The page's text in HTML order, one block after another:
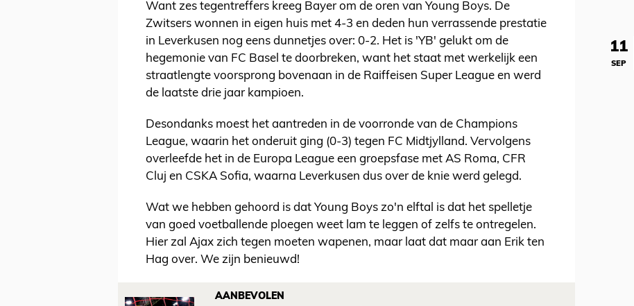
Want zes tegentreffers kreeg Bayer om de oren van Young Boys. De
Zwitsers wonnen in eigen huis met 4-3 en deden hun verrassende prestatie
in Leverkusen nog eens dunnetjes over: 0-2. Het is 'YB' gelukt om de
hegemonie van FC Basel te doorbreken, want het staat met werkelijk een
straatlengte voorsprong bovenaan in de Raiffeisen Super League en werd
de laatste drie jaar kampioen.
Desondanks moest het aantreden in de voorronde van de Champions
League, waarin het onderuit ging (0-3) tegen FC Midtjylland. Vervolgens
overleefde het in de Europa League een groepsfase met AS Roma, CFR
Cluj en CSKA Sofia, waarna Leverkusen dus over de knie werd gelegd.
Wat we hebben gehoord is dat Young Boys zo'n elftal is dat het spelletje
van goed voetballende ploegen weet lam te leggen of zelfs te ontregelen.
Hier zal Ajax zich tegen moeten wapenen, maar laat dat maar aan Erik ten
Hag over. We zijn benieuwd!
AANBEVOLEN
11
SEP